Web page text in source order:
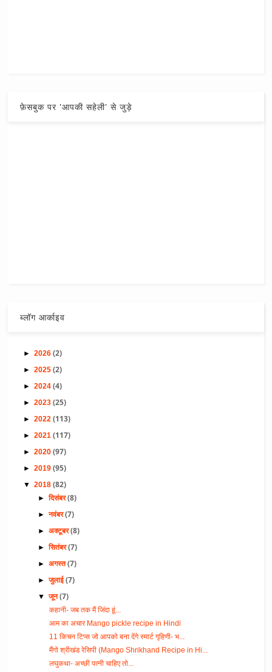
फ़ेसबुक पर 'आपकी सहेली' से जुड़े
ब्लॉग आर्काइव
►2026(2)
►2025(2)
►2024(4)
►2023(25)
►2022(113)
►2021(117)
►2020(97)
►2019(95)
▼2018(82)
►दिसंबर(8)
►नवंबर(7)
►अक्टूबर(8)
►सितंबर(7)
►अगस्त(7)
►जुलाई(7)
▼जून(7)
कहानी- जब तक मैं जिंदा हूं...
आम का अचार Mango pickle recipe in Hindi
11 किचन टिप्स जो आपको बना देंगे स्मार्ट गृहिणी- भ...
मैंगो श्रीखंड रेसिपी (Mango Shrikhand Recipe in Hi...
लघुकथा- अच्छी पत्नी चाहिए तो...